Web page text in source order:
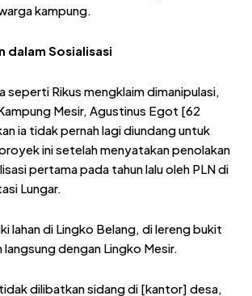
kampung.
dalam Sosialisasi
seperti Rikus mengklaim dimanipulasi,
Mesir, Agustinus Egot [62
ia tidak pernah lagi diundang untuk
ini setelah menyatakan penolakan
pertama pada tahun lalu oleh PLN di
Lungar.
lahan di Lingko Belang, di lereng bukit
dengan Lingko Mesir.
tidak dilibatkan sidang di [kantor] desa,